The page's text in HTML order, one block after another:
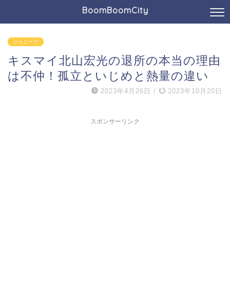
BoomBoomCity
ジャニーズ
キスマイ北山宏光の退所の本当の理由
は不仲！孤立といじめと熱量の違い
2023年4月26日 / 2023年10月20日
スポンサーリンク